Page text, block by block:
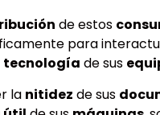
de estos
para
tecnología de sus
la nitidez de sus